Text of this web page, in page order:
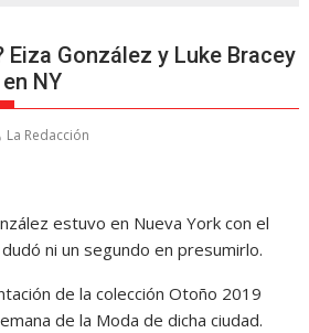
Eiza González y Luke Bracey
NY
La Redacción
estuvo en Nueva York con el
ni un segundo en presumirlo.
de la colección Otoño 2019
de la Moda de dicha ciudad.